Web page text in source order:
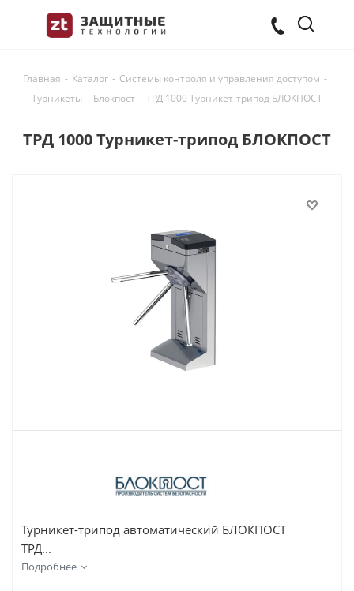
Главная - Каталог - Системы контроля и управления доступом -
Турникеты - Блокпост - ТРД 1000 Турникет-трипод БЛОКПОСТ
ТРД 1000 Турникет-трипод БЛОКПОСТ
Турникет-трипод автоматический БЛОКПОСТ
ТРД...
Подробнее